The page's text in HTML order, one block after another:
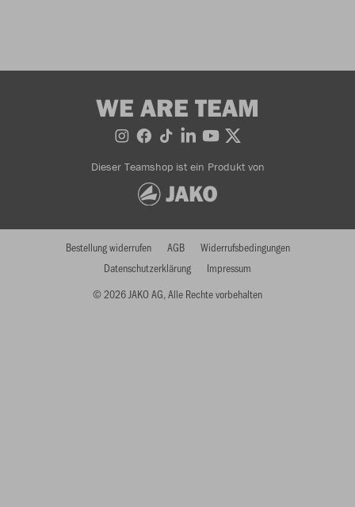
WE ARE TEAM
Dieser Teamshop ist ein Produkt von
© 2026 JAKO AG, Alle Rechte vorbehalten
Bestellung widerrufen AGB
Widerrufsbedingungen
Datenschutzerklärung
Impressum